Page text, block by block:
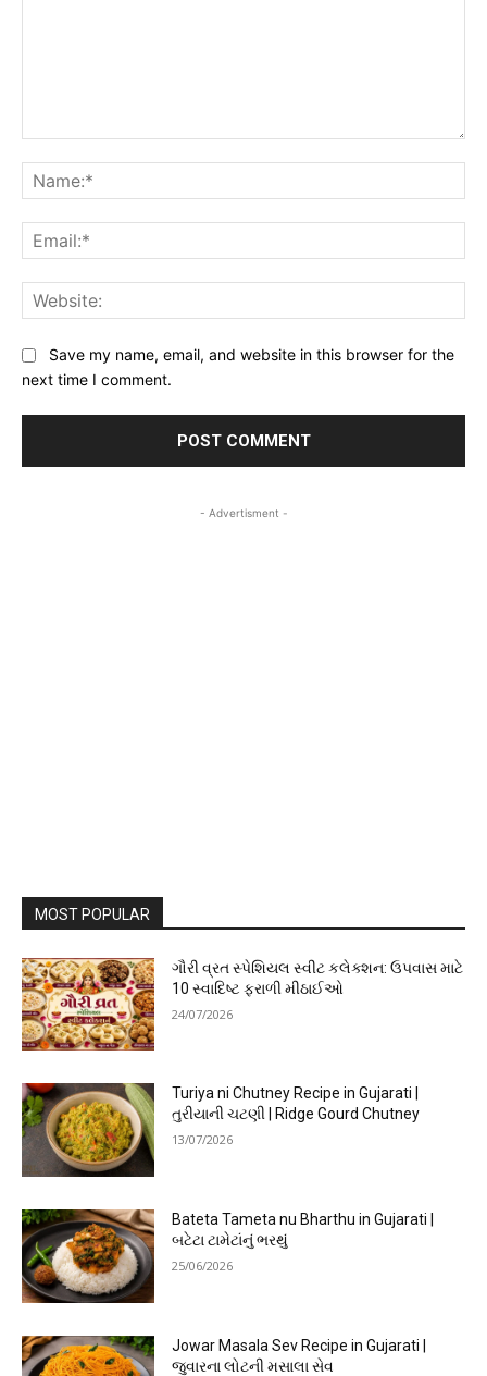
Save my name, email, and website in this browser for the
next time I comment.
- Advertisment -
MOST POPULAR
ગૌરી વ્રત સ્પેશિયલ સ્વીટ કલેક્શન: ઉપવાસ માટે
10 સ્વાદિષ્ટ ફરાળી મીઠાઈઓ
24/07/2026
Turiya ni Chutney Recipe in Gujarati |
તુરીયાની ચટણી | Ridge Gourd Chutney
13/07/2026
Bateta Tameta nu Bharthu in Gujarati |
બટેટા ટામેટાંનું ભરથું
25/06/2026
Jowar Masala Sev Recipe in Gujarati |
જુવારના લોટની મસાલા સેવ